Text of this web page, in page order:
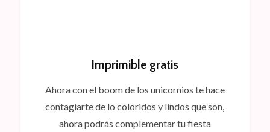
Imprimible gratis
Ahora con el boom de los unicornios te hace
contagiarte de lo coloridos y lindos que son,
ahora podrás complementar tu fiesta